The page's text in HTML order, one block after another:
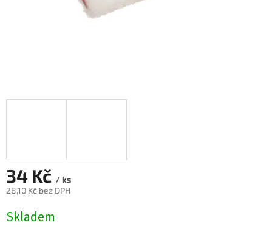
34 Kč / ks
28,10 Kč bez DPH
cena:
Skladem